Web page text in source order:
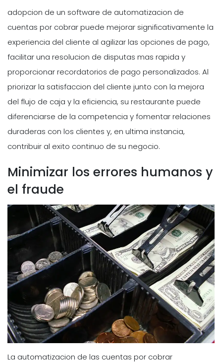
adopcion de un software de automatizacion de
cuentas por cobrar puede mejorar significativamente la
experiencia del cliente al agilizar las opciones de pago,
facilitar una resolucion de disputas mas rapida y
proporcionar recordatorios de pago personalizados. Al
priorizar la satisfaccion del cliente junto con la mejora
del flujo de caja y la eficiencia, su restaurante puede
diferenciarse de la competencia y fomentar relaciones
duraderas con los clientes y, en ultima instancia,
contribuir al exito continuo de su negocio.
Minimizar los errores humanos y
el fraude
La automatizacion de las cuentas por cobrar